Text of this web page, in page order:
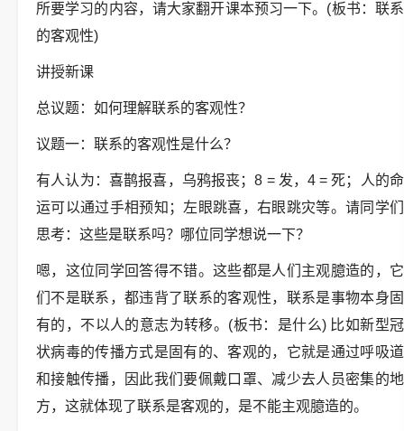
所要学习的内容，请大家翻开课本预习一下。(板书：联系
的客观性)
讲授新课
总议题：如何理解联系的客观性？
议题一：联系的客观性是什么？
有人认为：喜鹊报喜，乌鸦报丧；8 = 发，4 = 死；人的命
运可以通过手相预知；左眼跳喜，右眼跳灾等。请同学们
思考：这些是联系吗？哪位同学想说一下？
嗯，这位同学回答得不错。这些都是人们主观臆造的，它
们不是联系，都违背了联系的客观性，联系是事物本身固
有的，不以人的意志为转移。(板书：是什么) 比如新型冠
状病毒的传播方式是固有的、客观的，它就是通过呼吸道
和接触传播，因此我们要佩戴口罩、减少去人员密集的地
方，这就体现了联系是客观的，是不能主观臆造的。